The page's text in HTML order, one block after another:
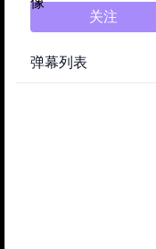
关注
弹幕列表